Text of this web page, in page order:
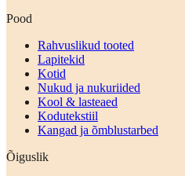
Pood
Rahvuslikud tooted
Lapitekid
Kotid
Nukud ja nukuriided
Kool & lasteaed
Kodutekstiil
Kangad ja õmblustarbed
Õiguslik